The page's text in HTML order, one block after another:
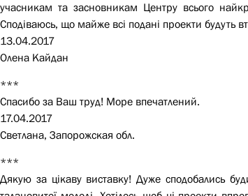
учасникам та засновникам Центру всього
Сподіваюсь, що майже всі подані проекти будуть
13.04.2017
Олена Кайдан
***
Спасибо за Ваш труд! Море впечатлений.
17.04.2017
Светлана, Запорожская обл.
***
Дякую за цікаву виставку! Дуже сподобались